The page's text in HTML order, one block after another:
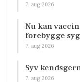
7. aug 2026
Nu kan
forebygge
7. aug 2026
Syv
7. aug 2026